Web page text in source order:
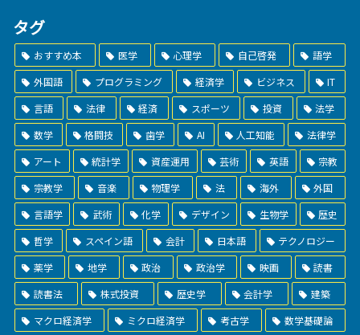
タグ
おすすめ本 医学 心理学 自己啓発
語学
外国語
プログラミング 経済学 ビジネス
IT
言語
法律 経済 スポーツ 投資
法学
数学
格闘技 歯学 AI 人工知能
法律学
アート
統計学 資産運用 芸術 英語
宗教
宗教学
音楽 物理学 法 海外
外国
言語学
武術 化学 デザイン 生物学
歴史
哲学
スペイン語 会計 日本語
テクノロジー
薬学
地学 政治 政治学 映画
読書
読書法
株式投資 歴史学 会計学
建築
マクロ経済学
ミクロ経済学 考古学 数学基礎論